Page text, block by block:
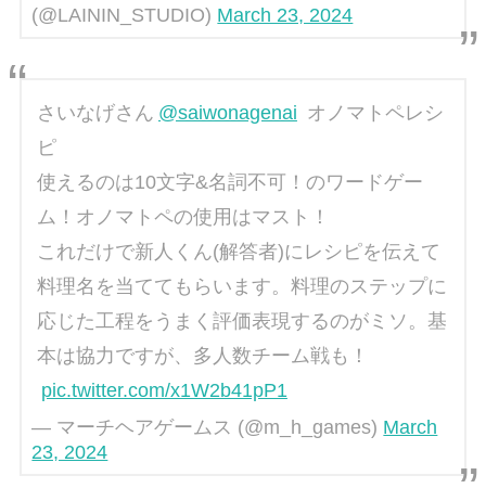
(@LAININ_STUDIO) March 23, 2024
さいなげさん @saiwonagenai オノマトペレシ
ピ
使えるのは10文字&名詞不可！のワードゲー
ム！オノマトペの使用はマスト！
これだけで新人くん(解答者)にレシピを伝えて
料理名を当ててもらいます。料理のステップに
応じた工程をうまく評価表現するのがミソ。基
本は協力ですが、多人数チーム戦も！
pic.twitter.com/x1W2b41pP1
— マーチヘアゲームス (@m_h_games) March
23, 2024